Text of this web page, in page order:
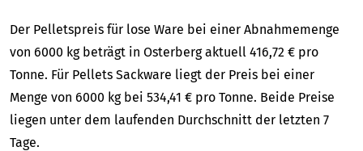
Der Pelletspreis für lose Ware bei einer Abnahmemenge
von 6000 kg beträgt in Osterberg aktuell 416,72 € pro
Tonne. Für Pellets Sackware liegt der Preis bei einer
Menge von 6000 kg bei 534,41 € pro Tonne. Beide Preise
liegen unter dem laufenden Durchschnitt der letzten 7
Tage.